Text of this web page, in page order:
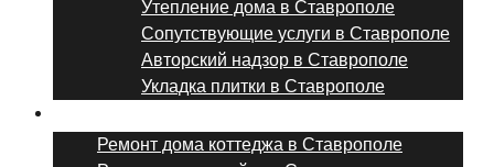
Утепление дома в Ставрополе
Сопутствующие услуги в Ставрополе
Авторский надзор в Ставрополе
Укладка плитки в Ставрополе
Ремонт дома коттеджа в Ставрополе